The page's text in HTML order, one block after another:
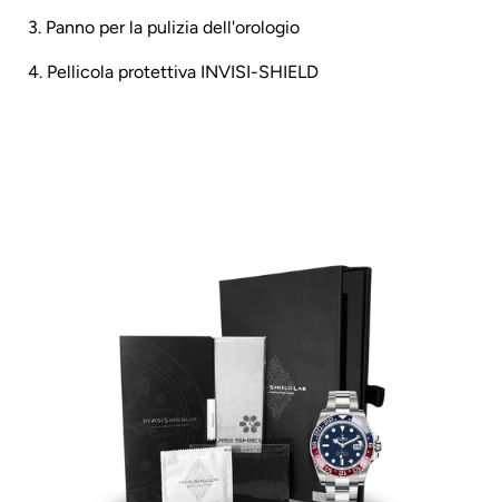
3. Panno per la pulizia dell'orologio
4. Pellicola protettiva INVISI-SHIELD